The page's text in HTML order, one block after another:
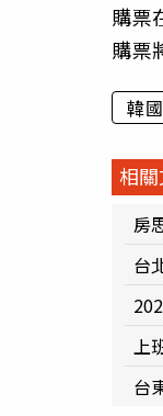
購票
購票
韓
相
房
台
上
台